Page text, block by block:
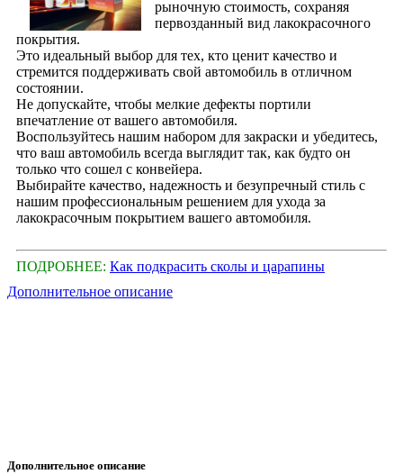
рыночную стоимость, сохраняя
первозданный вид лакокрасочного
покрытия.
Это идеальный выбор для тех, кто ценит качество и
стремится поддерживать свой автомобиль в отличном
состоянии.
Не допускайте, чтобы мелкие дефекты портили
впечатление от вашего автомобиля.
Воспользуйтесь нашим набором для закраски и убедитесь,
что ваш автомобиль всегда выглядит так, как будто он
только что сошел с конвейера.
Выбирайте качество, надежность и безупречный стиль с
нашим профессиональным решением для ухода за
лакокрасочным покрытием вашего автомобиля.
ПОДРОБНЕЕ: Как подкрасить сколы и царапины
Дополнительное описание
Дополнительное описание